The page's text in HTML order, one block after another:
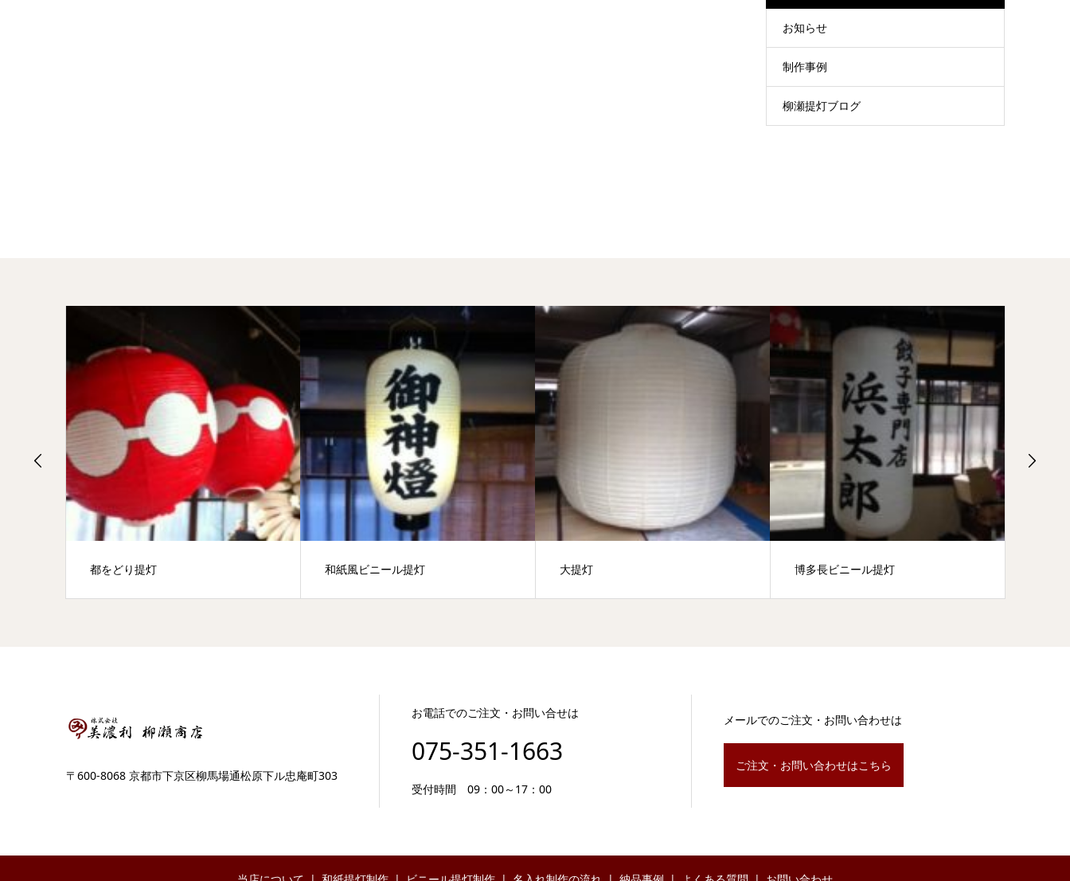
お知らせ
制作事例
柳瀬提灯ブログ
都をどり提灯 和紙風ビニール提灯 大提灯 博多長ビニール提灯
〒600-8068 京都市下京区柳馬場通松原下ル忠庵町303
お電話でのご注文・お問い合せは
075-351-1663
受付時間 09：00～17：00
メールでのご注文・お問い合わせは
ご注文・お問い合わせはこちら